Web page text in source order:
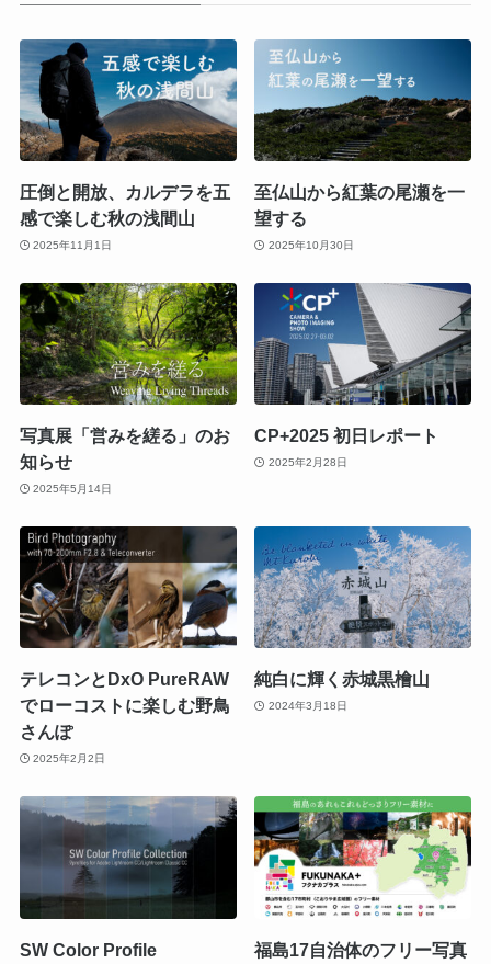
圧倒と開放、カルデラを五
感で楽しむ秋の浅間山
2025年11月1日
至仏山から紅葉の尾瀬を一
望する
2025年10月30日
写真展「営みを縒る」のお
知らせ
2025年5月14日
CP+2025 初日レポート
2025年2月28日
テレコンとDxO PureRAW
でローコストに楽しむ野鳥
さんぽ
2025年2月2日
純白に輝く赤城黒檜山
2024年3月18日
SW Color Profile
福島17自治体のフリー写真